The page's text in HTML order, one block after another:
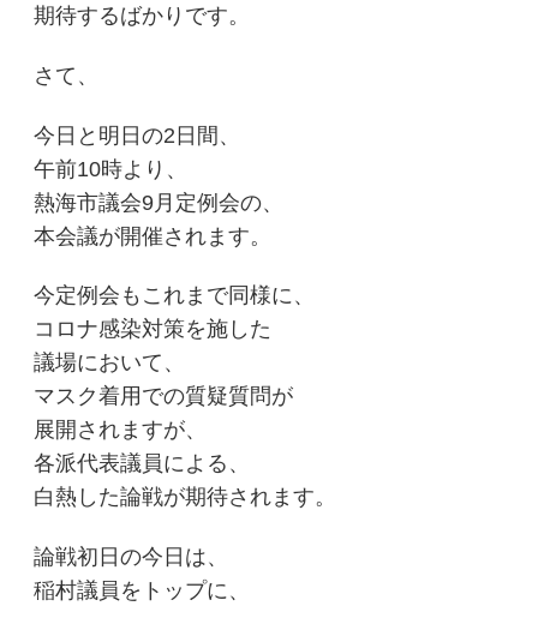
期待するばかりです。
さて、
今日と明日の2日間、
午前10時より、
熱海市議会9月定例会の、
本会議が開催されます。
今定例会もこれまで同様に、
コロナ感染対策を施した
議場において、
マスク着用での質疑質問が
展開されますが、
各派代表議員による、
白熱した論戦が期待されます。
論戦初日の今日は、
稲村議員をトップに、